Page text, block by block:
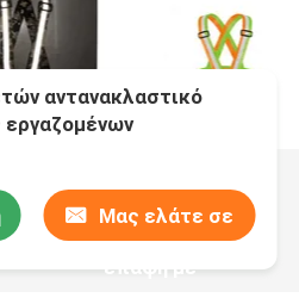
αντανακλαστικό
νέου φανέλλων μαύρο
Μας ελάτε σε
επαφή με